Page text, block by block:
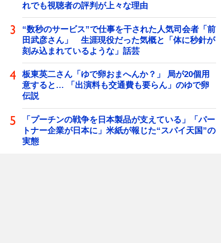
れでも視聴者の評判が上々な理由
“数秒のサービス”で仕事を干された人気司会者「前
田武彦さん」 生涯現役だった気概と「体に秒針が
刻み込まれているような」話芸
板東英二さん「ゆで卵おまへんか？」 局が20個用
意すると… 「出演料も交通費も要らん」のゆで卵
伝説
「プーチンの戦争を日本製品が支えている」「パー
トナー企業が日本に」米紙が報じた“スパイ天国”の
実態